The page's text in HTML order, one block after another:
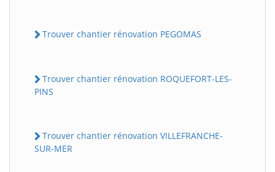
Trouver chantier rénovation PEGOMAS
Trouver chantier rénovation ROQUEFORT-LES-
PINS
Trouver chantier rénovation VILLEFRANCHE-
SUR-MER